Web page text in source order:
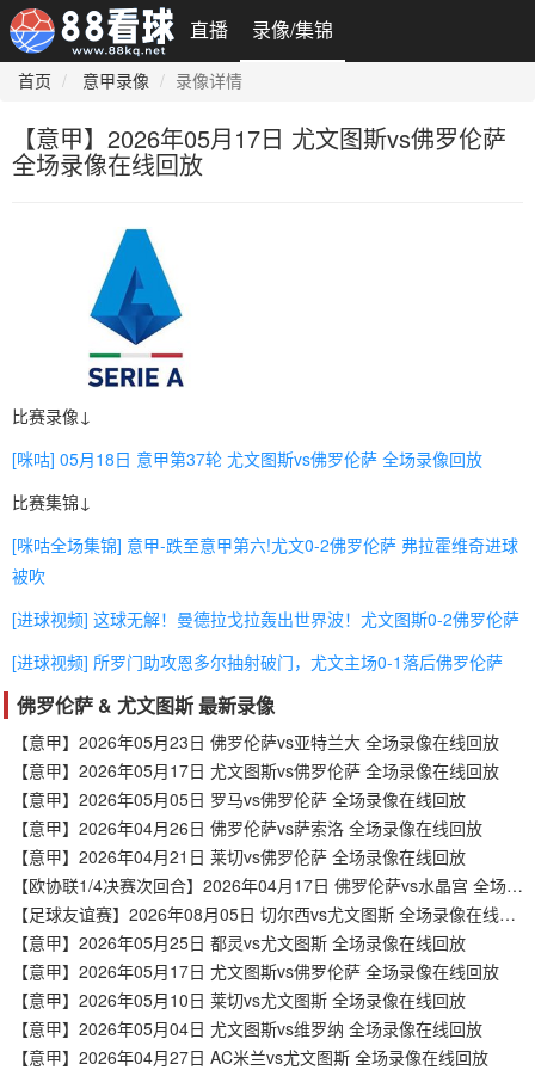
直播 录像/集锦
首页 意甲录像 录像详情
【意甲】2026年05月17日 尤文图斯vs佛罗伦萨
全场录像在线回放
比赛录像↓
[咪咕] 05月18日 意甲第37轮 尤文图斯vs佛罗伦萨 全场录像回放
比赛集锦↓
[咪咕全场集锦] 意甲-跌至意甲第六!尤文0-2佛罗伦萨 弗拉霍维奇进球
被吹
[进球视频] 这球无解！曼德拉戈拉轰出世界波！尤文图斯0-2佛罗伦萨
[进球视频] 所罗门助攻恩多尔抽射破门，尤文主场0-1落后佛罗伦萨
佛罗伦萨 & 尤文图斯 最新录像
【意甲】2026年05月23日 佛罗伦萨vs亚特兰大 全场录像在线回放
【意甲】2026年05月17日 尤文图斯vs佛罗伦萨 全场录像在线回放
【意甲】2026年05月05日 罗马vs佛罗伦萨 全场录像在线回放
【意甲】2026年04月26日 佛罗伦萨vs萨索洛 全场录像在线回放
【意甲】2026年04月21日 莱切vs佛罗伦萨 全场录像在线回放
【欧协联1/4决赛次回合】2026年04月17日 佛罗伦萨vs水晶宫 全场录像在线回放
【足球友谊赛】2026年08月05日 切尔西vs尤文图斯 全场录像在线回放
【意甲】2026年05月25日 都灵vs尤文图斯 全场录像在线回放
【意甲】2026年05月17日 尤文图斯vs佛罗伦萨 全场录像在线回放
【意甲】2026年05月10日 莱切vs尤文图斯 全场录像在线回放
【意甲】2026年05月04日 尤文图斯vs维罗纳 全场录像在线回放
【意甲】2026年04月27日 AC米兰vs尤文图斯 全场录像在线回放